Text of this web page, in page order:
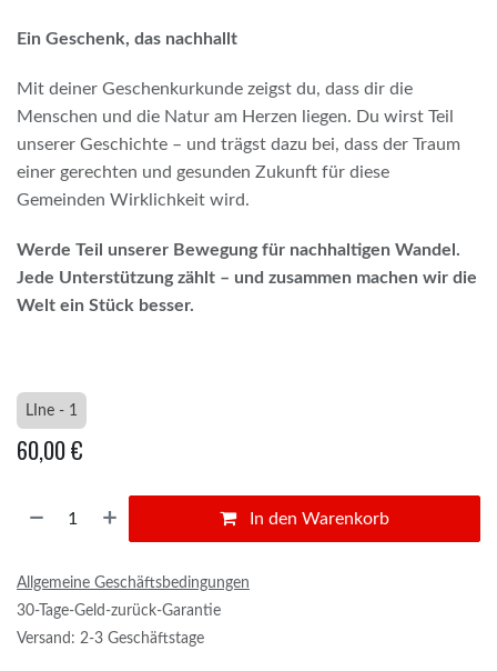
Ein Geschenk, das nachhallt
Mit deiner Geschenkurkunde zeigst du, dass dir die
Menschen und die Natur am Herzen liegen. Du wirst Teil
unserer Geschichte – und trägst dazu bei, dass der Traum
einer gerechten und gesunden Zukunft für diese
Gemeinden Wirklichkeit wird.
Werde Teil unserer Bewegung für nachhaltigen Wandel.
Jede Unterstützung zählt – und zusammen machen wir die
Welt ein Stück besser.
LIne - 1
60,00€
In den Warenkorb
Allgemeine Geschäftsbedingungen
30-Tage-Geld-zurück-Garantie
Versand: 2-3 Geschäftstage